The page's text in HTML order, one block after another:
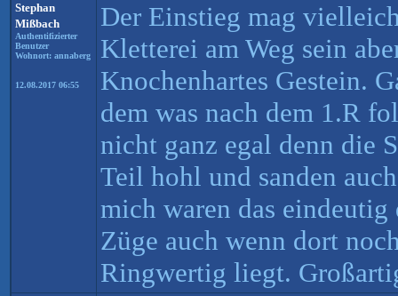
Stephan
Mißbach
Authentifizierter
Benutzer
Wohnort: annaberg
12.08.2017 06:55
Der Einstieg mag
Kletterei am Weg sein
Knochenhartes Gestein.
dem was nach dem 1.R
nicht ganz egal denn die
Teil hohl und sanden
mich waren das eindeutig
Züge auch wenn dort
Ringwertig liegt.